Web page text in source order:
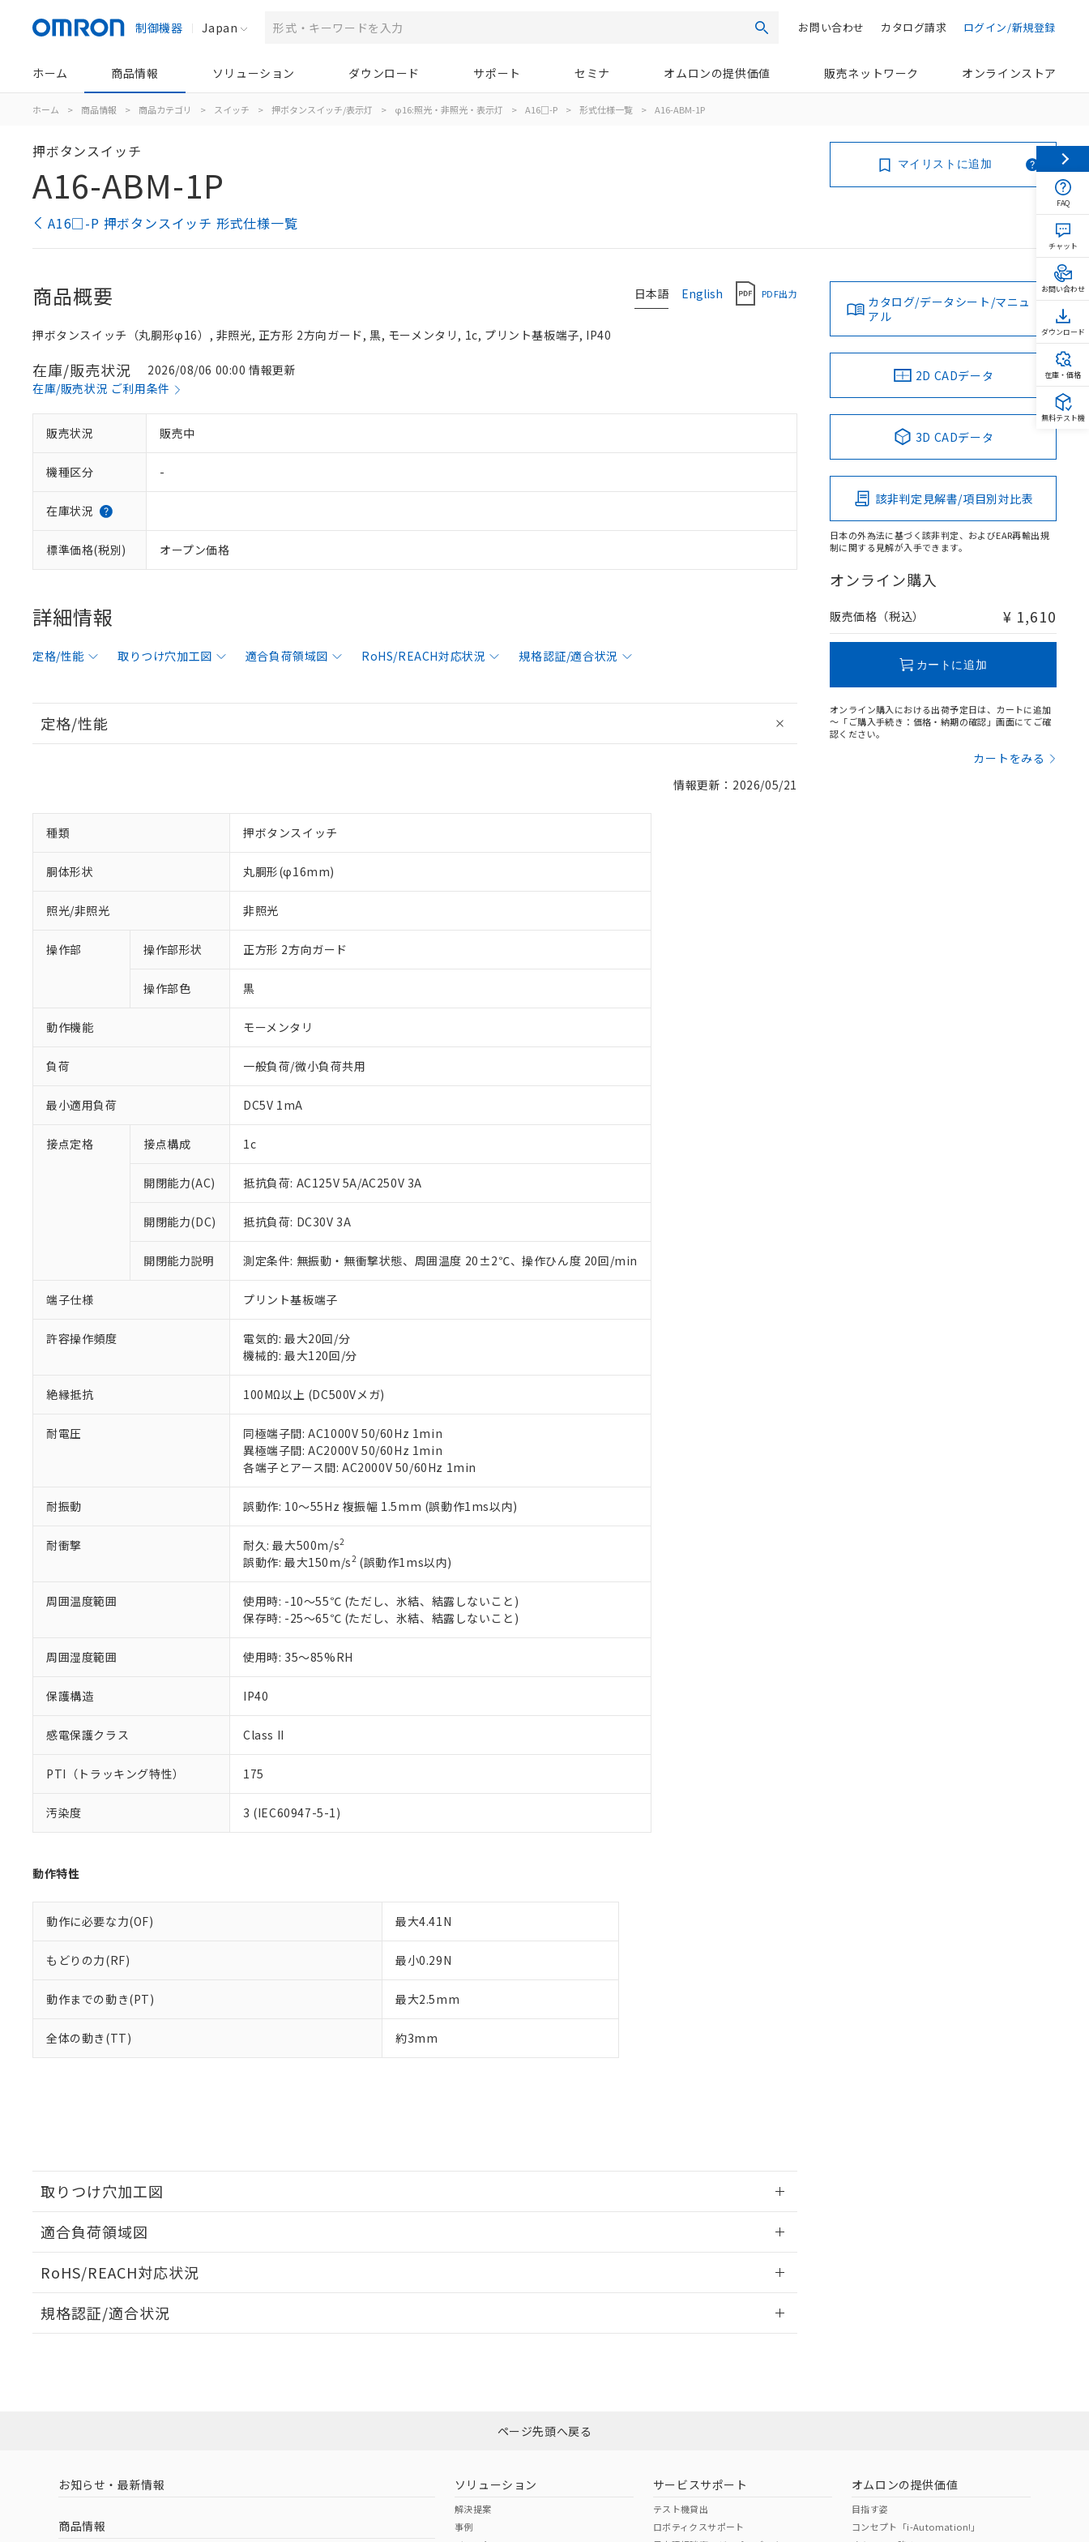
制御機器 Japan 検索 ログイン/新規登録
カタログ請求
お問い合わせ
ホーム 商品情報 ソリューション ダウンロード サポート セミナ オムロンの提供価値 販売ネットワーク オンラインストア
ホーム > 商品情報 > 商品カテゴリ > スイッチ > 押ボタンスイッチ/表示灯 > φ16:照光・非照光・表示灯 > A16□-P > 形式仕様一覧 > A16-ABM-1P
押ボタンスイッチ
A16-ABM-1P
A16□-P 押ボタンスイッチ 形式仕様一覧
マイリストに追加
日本語 English PDF出力
商品概要
押ボタンスイッチ（丸胴形φ16）, 非照光, 正方形 2方向ガード, 黒, モーメンタリ, 1c, プリント基板端子, IP40
在庫/販売状況
2026/08/06 00:00 情報更新
在庫/販売状況 ご利用条件
販売状況 販売中
機種区分 -
在庫状況
標準価格(税別) オープン価格
詳細情報
定格/性能 取りつけ穴加工図 適合負荷領域図 RoHS/REACH対応状況 規格認証/適合状況
定格/性能
情報更新：2026/05/21
種類 押ボタンスイッチ
胴体形状 丸胴形(φ16mm)
照光/非照光 非照光
操作部 操作部形状 正方形 2方向ガード
操作部色 黒
動作機能 モーメンタリ
負荷 一般負荷/微小負荷共用
最小適用負荷 DC5V 1mA
接点定格 接点構成 1c
開閉能力(AC) 抵抗負荷: AC125V 5A/AC250V 3A
開閉能力(DC) 抵抗負荷: DC30V 3A
開閉能力説明 測定条件: 無振動・無衝撃状態、周囲温度 20±2℃、操作ひん度 20回/min
端子仕様 プリント基板端子
許容操作頻度
電気的: 最大20回/分
機械的: 最大120回/分
絶縁抵抗 100MΩ以上 (DC500Vメガ)
耐電圧
同極端子間: AC1000V 50/60Hz 1min
異極端子間: AC2000V 50/60Hz 1min
各端子とアース間: AC2000V 50/60Hz 1min
耐振動 誤動作: 10～55Hz 複振幅 1.5mm (誤動作1ms以内)
耐衝撃 耐久: 最大500m/s2
誤動作: 最大150m/s2(誤動作1ms以内)
周囲温度範囲
使用時: -10～55℃ (ただし、氷結、結露しないこと)
保存時: -25～65℃ (ただし、氷結、結露しないこと)
周囲湿度範囲 使用時: 35～85%RH
保護構造 IP40
感電保護クラス Class II
PTI（トラッキング特性） 175
汚染度 3 (IEC60947-5-1)
動作特性
動作に必要な力(OF) 最大4.41N
もどりの力(RF) 最小0.29N
動作までの動き(PT) 最大2.5mm
全体の動き(TT) 約3mm
取りつけ穴加工図
適合負荷領域図
RoHS/REACH対応状況
EU RoHS 注意事項・凡例
ダウンロードはこちら
中国 RoHS 注意事項・凡例
規格認証/適合状況
カタログ/データシート/マニュ
アル
2D CADデータ
3D CADデータ
該非判定見解書/項目別対比表
日本の外為法に基づく該非判定、およびEAR再輸出規
制に関する見解が入手できます。
オンライン購入
販売価格（税込） ¥ 1,610
カートに追加
オンライン購入における出荷予定日は、カートに追加
～「ご購入手続き：価格・納期の確認」画面にてご確
認ください。
カートをみる
ご利用条件
以下の条件をお読みいただき、同意のうえご利用ください。
本サービスは、当社制御機器事業取扱商品の当社在庫状況および標準価格(税抜)を提供させていただ
当社制御機器事業取扱商品の中には、本サービスの対象外となる商品もあることをご了承ください。
在庫状況および標準価格照会結果は、記載している更新日時点での社内データに基づき作成されるも
のであり、閲覧された時点での実際の在庫および標準価格とは異なる場合があることをご了承くださ
い。
正式な納期状況および標準価格はお客様のお取引先、またはお客様担当のオムロン制御機器販売店・
当社販売員にご相談ください。
オムロン制御機器販売店や当社販売拠点は「
在庫状況および標準価格結果を当社の事前の承諾なく第三者に漏洩または開示しないようお願いしま
マイパーツ機能（部品リスト作成サービス）をご利用いただくには、I-Webメンバーズにご登録され
ている必要があります。
お客様が当ウェブサイト上で当社にご登録された部品リストについて、当社および当社の共同利用者
が、当社の製品・サービスに関するお客様との取引・商談に必要な範囲で利用することをご了承くだ
さい。
※当社の共同利用者とは、"個人情報の共同利用に関して"
の「1.共同利用者の範囲」に記載されて
いる法人を指します。
※1 対応状況
対応済み：EU RoHS指令（10物質）の非含有に対応した製品が提供可能な商品です。
対応予定：EU RoHS指令（10物質）の非含有に対応した製品に切り替える予定のある商品です。
対応予定なし：EU RoHS指令（10物質）の非含有に非対応の商品で、対応品を出す予定はありません。
調査・確認中：EU RoHS指令（10物質）の非含有の対応状況を調査中または確認中の商品です。
非該当品：ライセンス料など無形物で、有害物質有無と関係のない商品です。
仕入先様の事情により、非含有部品としていたものが、含有品と判明した場合などやむを得ず変更すること
があります。
*EU RoHS指令（10物質）：
鉛(Pb) 1000ppm以下、 水銀(Hg) 1000ppm以下、 カドミウム(Cd) 100ppm以下、
六価クロム(Cr(Ⅵ)) 1000ppm以下、ポリ臭化ビフェニル類(PBB) 1000ppm以下、ポリ臭化ジフェニルエーテル類(PBDE) 1000ppm以下、
フタル酸ビス(2-エチルヘキシル) (DEHP)(別名：DOP) 1000ppm以下、フタル酸ブチルベンジル（BBP） 1000ppm以下、フタル酸ジブチ
ル（DBP） 1000ppm以下、フタル酸ジイソブチル (DIBP) 1000ppm以下
但し、RoHS指令で産業用監視および制御機器に対する適用除外項目は除く。
フタル酸エステル類の４物質については閾値を超える意図的な使用がないことを確認しています。
※2 対応予定月
下記の非含有証明書をダウンロードすることができます。
EU RoHS指令（10物質）の非含有証明書
51物質の非含有証明書（当社基準）
※本証明書は発行日時点で非含有を証明するもので、過去に遡って非含有を証明するものではありません。
既に当社にて対応品への在庫切替を完了していることから、特段のことがない限り、2022年1月12日よ
り割愛しております。
※1 中国RoHS○×表
「○」：最大均質材料含有率が中国RoHSの基準値以下であることを示します。
「×」：最大均質材料含有率が中国RoHSの基準値を超えていることを示します。
「－」：未確認です。当社販売部門へお問い合わせください。
*中国RoHS10物質の基準値 (GB/T26572)：
Cr(Ⅵ)(六価クロム) : 1000ppm、 PBBs(ポリ臭化ビフェニル類) : 1000ppm、 PBDEs(ポリ臭化ジフェニルエーテル類) : 1000ppm、
DBP(フタル酸ジブチル) : 1000ppm、 DIBP(フタル酸ジイソブチル) : 1000ppm、 BBP(フタル酸ブチルベンジル) : 1000ppm、
DEHP(フタル酸ビス(2-エチルヘキシル)) : 1000ppm
※2 環境保護使用期限
「ｅ」：有害物質（10物質）のすべてが基準値以下であることを示します。
「10」：通常の使用状況下において有害物質が外部に漏えいし、環境に深刻な影響を及ぼさない年数を意
当社は、これら貴社製品のうち、外国為替および外国貿易法に定める商品（以下｢規制貨物等」とい
などの必要な手続きをとります。
当社は規制貨物を破棄する場合は、完全に破砕するなど、違法に輸出されないよう必要な手段を講じ
ます。
当社は貴社製品を、核兵器、ミサイル、化学兵器、生物兵器またはその他武器並びにこれらの製造装
置等に一切使用いたしません。
当社は、貴社製品を第三者に販売する場合は、上記1、2および3の内容を当該第三者に通知します。
また当社は、販売先および販売に係わる関係者が違法に輸出するおそれがある場合は、取り引きをい
合意する
記
説明
○ 一定数以上の在庫あり
△ 一定数には満たないが在庫あり
－
在庫なし(最新の在庫状況については、お客様のお取引先、またはお客様担当のオムロン制御
機器販売店・当社販売員にご確認ください)
空
白
受注生産機種、また在庫状況の情報を公開していない機種
ページ先頭へ戻る
お知らせ・最新情報
商品情報
ソリューション
解決提案
事例
サービスサポート
テスト機貸出
ロボティクスサポート
オムロンの提供価値
目指す姿
コンセプト「i-Automation!」
FAQ
チャット
お問い合わせ
ダウンロード
在庫・価格
無料テスト機